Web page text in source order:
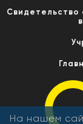
На нашем